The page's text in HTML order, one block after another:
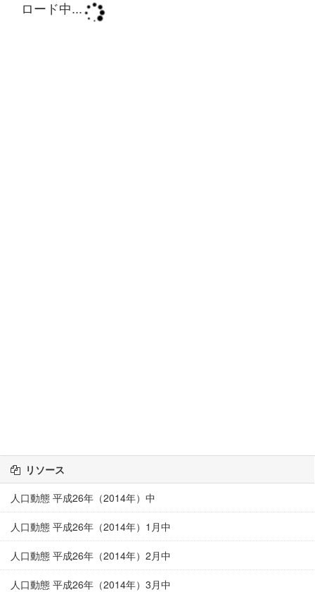
リソース
人口動態 平成26年（2014年）中
人口動態 平成26年（2014年）1月中
人口動態 平成26年（2014年）2月中
人口動態 平成26年（2014年）3月中